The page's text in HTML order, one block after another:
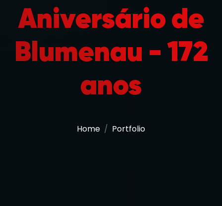
Aniversário de
Blumenau - 172
anos
Home Portfolio